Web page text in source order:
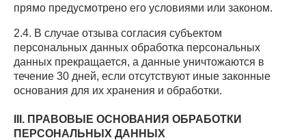
прямо предусмотрено его условиями или законом.
2.4. В случае отзыва согласия субъектом
персональных данных обработка персональных
данных прекращается, а данные уничтожаются в
течение 30 дней, если отсутствуют иные законные
основания для их хранения и обработки.
III. ПРАВОВЫЕ ОСНОВАНИЯ ОБРАБОТКИ
ПЕРСОНАЛЬНЫХ ДАННЫХ